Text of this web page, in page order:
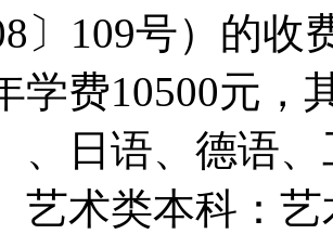
〕109号）的
学费10500元，
、日语、德语
类本科：艺